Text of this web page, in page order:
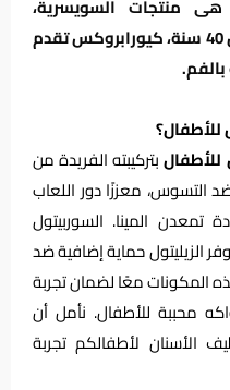
هى منتجات السويسرية،
للعناية بالفم و الأسنان! لأكثر من 40 سنة، كيورابروكس تقدم
بتركيبته الفريدة من
التسوس، معززًا دور اللعاب
تمعدن المينا. السوربيتول
الزيليتول حماية إضافية ضد
المكونات معًا لضمان تجربة
محببة للأطفال. نأمل أن
الأسنان لأطفالكم تجربة